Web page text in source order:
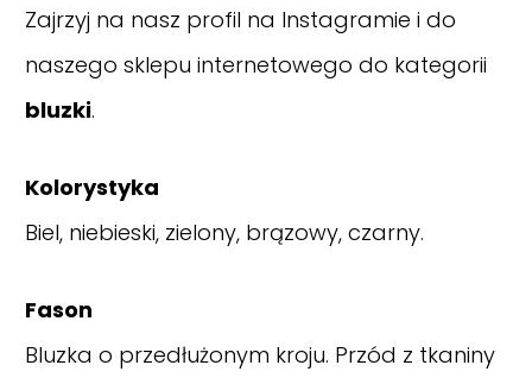
Zajrzyj na nasz profil na Instagramie i do
naszego sklepu internetowego do kategorii
bluzki.
Kolorystyka
Biel, niebieski, zielony, brązowy, czarny.
Fason
Bluzka o przedłużonym kroju. Przód z tkaniny